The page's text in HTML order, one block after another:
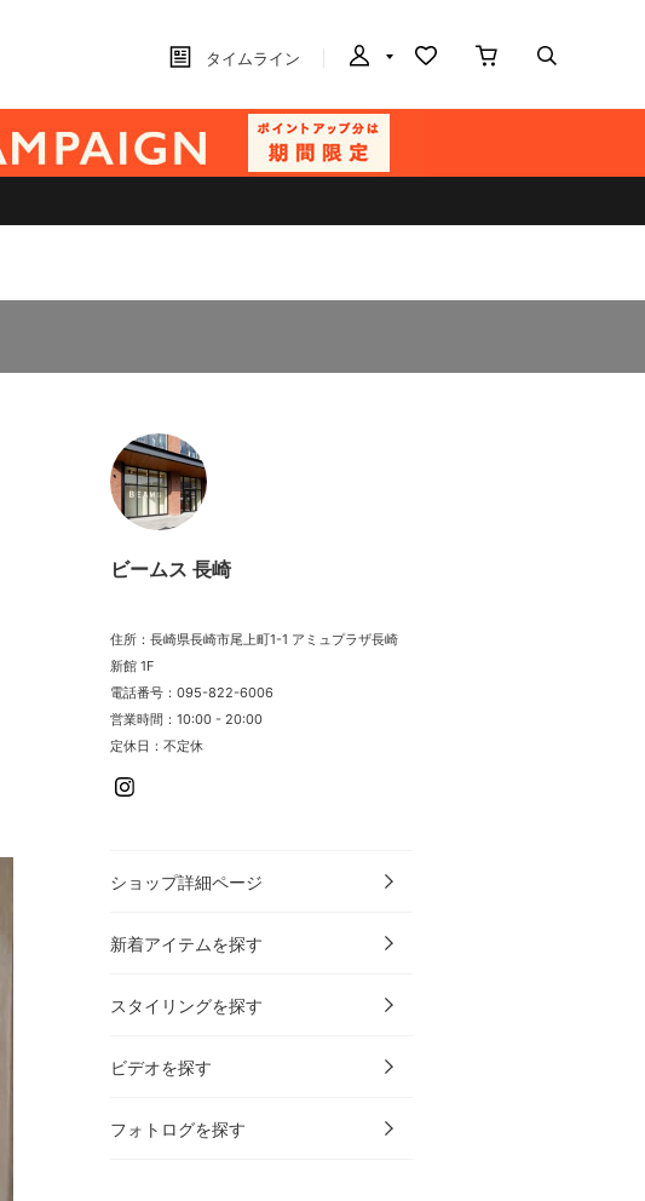
タイムライン
ビームス 長崎
住所：長崎県長崎市尾上町1-1 アミュプラザ長崎
新館 1F
電話番号：095-822-6006
営業時間：10:00 - 20:00
定休日：不定休
ショップ詳細ページ
新着アイテムを探す
スタイリングを探す
ビデオを探す
フォトログを探す